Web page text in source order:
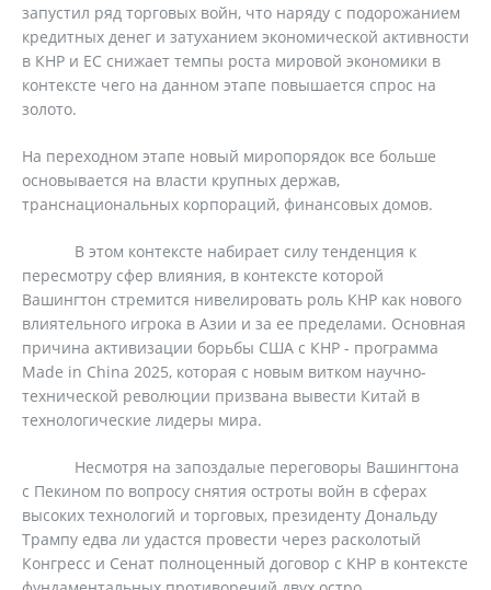
запустил ряд торговых войн, что наряду с подорожанием
кредитных денег и затуханием экономической активности
в КНР и ЕС снижает темпы роста мировой экономики в
контексте чего на данном этапе повышается спрос на
золото.
На переходном этапе новый миропорядок все больше
основывается на власти крупных держав,
транснациональных корпораций, финансовых домов.
В этом контексте набирает силу тенденция к
пересмотру сфер влияния, в контексте которой
Вашингтон стремится нивелировать роль КНР как нового
влиятельного игрока в Азии и за ее пределами. Основная
причина активизации борьбы США с КНР - программа
Made in China 2025, которая с новым витком научно-
технической революции призвана вывести Китай в
технологические лидеры мира.
Несмотря на запоздалые переговоры Вашингтона
с Пекином по вопросу снятия остроты войн в сферах
высоких технологий и торговых, президенту Дональду
Трампу едва ли удастся провести через расколотый
Конгресс и Сенат полноценный договор с КНР в контексте